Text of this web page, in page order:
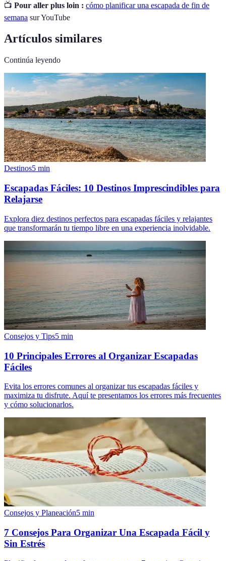
📺 Pour aller plus loin : cómo planificar una escapada de fin de
semana sur YouTube
Artículos similares
Continúa leyendo
Destinos5 min
Escapadas Fáciles: 10 Destinos Imprescindibles para
Relajarse
Explora diez destinos perfectos para escapadas fáciles y relajantes
que transformarán tu tiempo libre en una experiencia inolvidable.
Consejos y Tips5 min
10 Principales Errores al Organizar Escapadas
Fáciles
Evita los errores comunes al organizar tus escapadas fáciles y
maximiza tu disfrute. Aquí te presentamos los errores más frecuentes
y cómo solucionarlos.
Consejos y Planeación5 min
7 Consejos Para Organizar Una Escapada Fácil y
Sin Estrés